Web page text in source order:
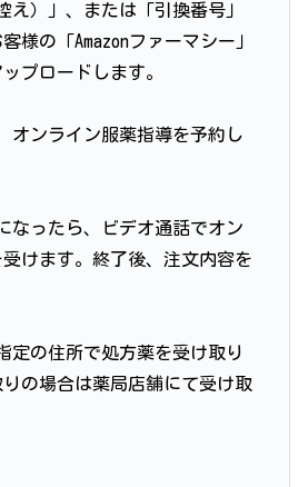
）」、または「引換番号」
様の「Amazonファーマシー」
プロードします。
ンライン服薬指導を予約し
ったら、ビデオ通話でオン
けます。終了後、注文内容を
の住所で処方薬を受け取り
の場合は薬局店舗にて受け取